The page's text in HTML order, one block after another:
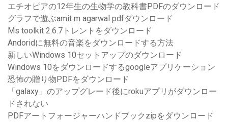
エチオピアの12年生の生物学の教科書PDFのダウンロード
グラフで遊ぶamit m agarwal pdfダウンロード
Ms toolkit 2.6.7トレントをダウンロード
Andoridに無料の音楽をダウンロードする方法
新しいWindows 10セットアップのダウンロード
Windows 10をダウンロードするgoogleアプリケーション
恐怖の贈り物PDFをダウンロード
「galaxy」のアップグレード後にrokuアプリがダウンロー
ドされない
PDFアートフォージャーハンドブックzipをダウンロード